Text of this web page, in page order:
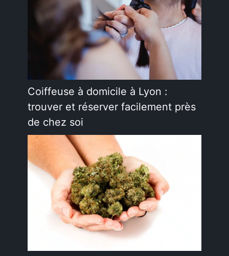
Coiffeuse à domicile à Lyon :
trouver et réserver facilement près
de chez soi